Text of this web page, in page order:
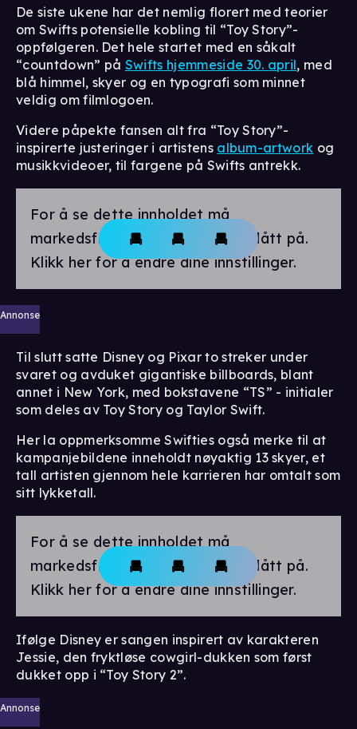
De siste ukene har det nemlig florert med teorier
om Swifts potensielle kobling til “Toy Story”-
oppfølgeren. Det hele startet med en såkalt
“countdown” på Swifts hjemmeside 30. april, med
blå himmel, skyer og en typografi som minnet
veldig om filmlogoen.
Videre påpekte fansen alt fra “Toy Story”-
inspirerte justeringer i artistens album-artwork og
musikkvideoer, til fargene på Swifts antrekk.
For å se dette innholdet må
markedsførings-cookies være slått på.
Klikk her for å endre dine innstillinger.
Annonse
Til slutt satte Disney og Pixar to streker under
svaret og avduket gigantiske billboards, blant
annet i New York, med bokstavene “TS” - initialer
som deles av Toy Story og Taylor Swift.
Her la oppmerksomme Swifties også merke til at
kampanjebildene inneholdt nøyaktig 13 skyer, et
tall artisten gjennom hele karrieren har omtalt som
sitt lykketall.
For å se dette innholdet må
markedsførings-cookies være slått på.
Klikk her for å endre dine innstillinger.
Ifølge Disney er sangen inspirert av karakteren
Jessie, den fryktløse cowgirl-dukken som først
dukket opp i “Toy Story 2”.
Annonse